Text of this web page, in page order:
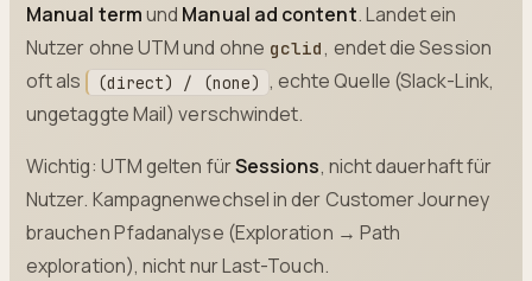
Manual termund Manual ad content. Landet ein
Nutzer ohne UTM und ohne gclid, endet die Session
oft als
(direct) / (none) , echte Quelle (Slack-Link,
ungetaggte Mail) verschwindet.
Wichtig: UTM gelten fürSessions, nicht dauerhaft für
Nutzer. Kampagnenwechsel in der Customer Journey
brauchen Pfadanalyse (Exploration → Path
exploration), nicht nur Last-Touch.